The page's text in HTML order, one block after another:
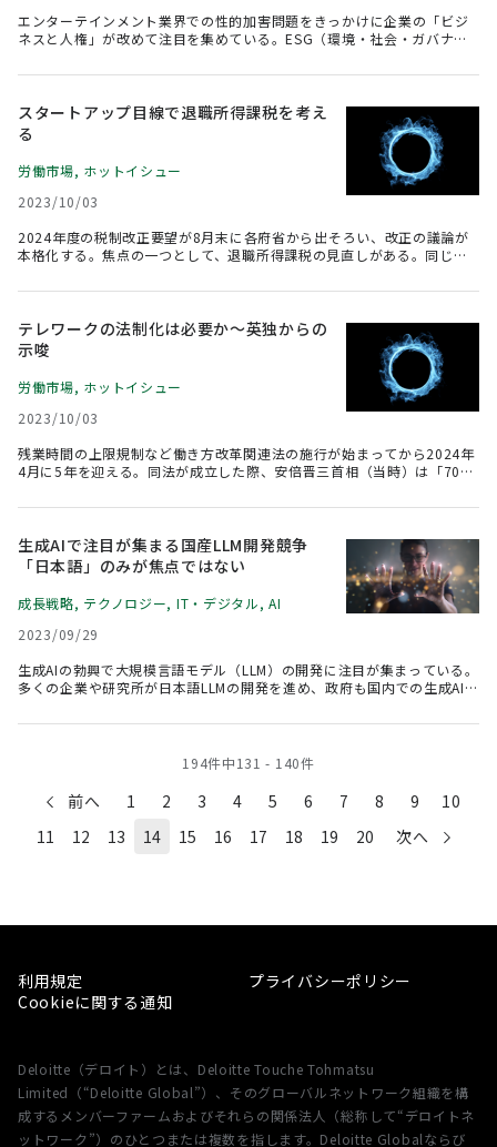
エンターテインメント業界での性的加害問題をきっかけに企業の「ビジ
ネスと人権」が改めて注目を集めている。ESG（環境・社会・ガバナン
の関心が高い。国際ルールの潮流を整理し、企業が留意すべき点を示し
スタートアップ目線で退職所得課税を考え
る
労働市場, ホットイシュー
2023/10/03
2024年度の税制改正要望が8月末に各府省から出そろい、改正の議論が
本格化する。焦点の一つとして、退職所得課税の見直しがある。同じ会
労働移動を妨げているのではないかという問題意識から俎上に載った。
な税負担があるべき姿だろう。本稿ではスタートアップ企業の目線で考
えてみたい。
テレワークの法制化は必要か～英独からの
示唆
労働市場, ホットイシュー
2023/10/03
残業時間の上限規制など働き方改革関連法の施行が始まってから2024年
4月に5年を迎える。同法が成立した際、安倍晋三首相（当時）は「70年
に起きた変化を振り返ると、コロナ禍によるテレワークの急拡大がまず
あるテレワークを労働法制でどのように位置づけるべきだろうか。テレ
ワークなど柔軟に働くことを勤務先の企業に求める権利を定めている英
国や法制化を検討するドイツを参考に考えてみたい。
生成AIで注目が集まる国産LLM開発競争
「日本語」のみが焦点ではない
成長戦略, テクノロジー, IT・デジタル,AI
2023/09/29
生成AIの勃興で大規模言語モデル（LLM）の開発に注目が集まっている。
多くの企業や研究所が日本語LLMの開発を進め、政府も国内での生成AI開
のみにとどまらない。安全保障上の重要性、技術育成とイノベーション
194件中131 - 140件
前へ 1 2 3 4 5 6 7 8 9
10
11
12 13 14 15 16 17 18 19 20 次へ
利用規定
プライバシーポリシー
Cookieに関する通知
Deloitte（デロイト）とは、Deloitte Touche Tohmatsu
Limited（“Deloitte Global”）、そのグローバルネットワーク組織を構
成するメンバーファームおよびそれらの関係法人（総称して“デロイトネ
ットワーク”）のひとつまたは複数を指します。Deloitte Globalならび